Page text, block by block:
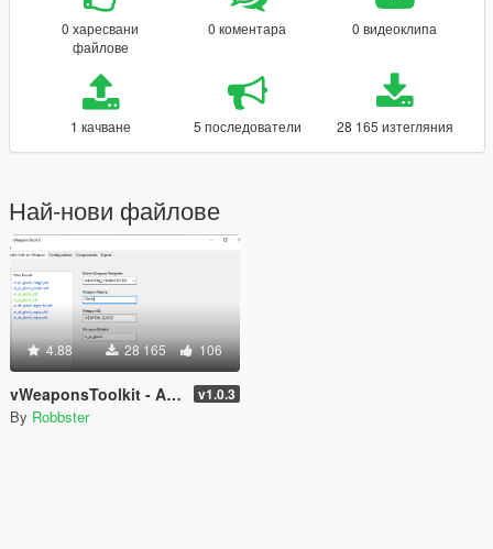
0 харесвани
файлове
0 коментара 0 видеоклипа
1 качване 5 последователи 28 165 изтегляния
Най-нови файлове
4.88 28 165 106
vWeaponsToolkit - Addon Weapon Generator v1.0.3
By Robbster